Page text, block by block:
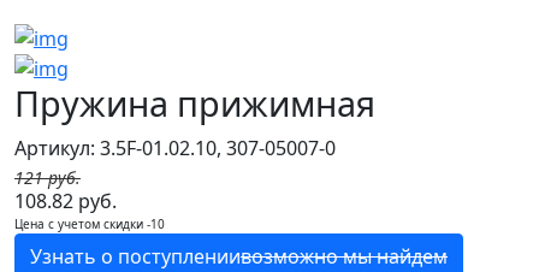
Пружина прижимная
Артикул: 3.5F-01.02.10, 307-05007-0
121 руб.
108.82 руб.
Цена с учетом скидки -10
Узнать о поступлениивозможно мы найдем